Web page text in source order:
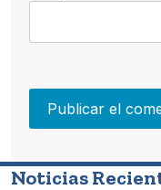
Noticias